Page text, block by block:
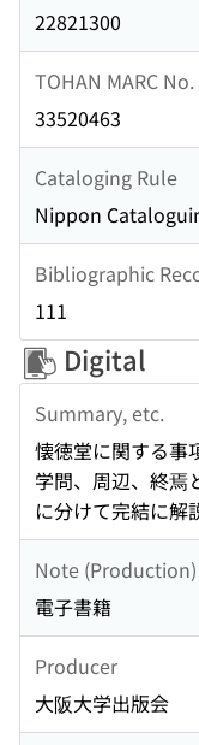
22821300
TOHAN MARC No.
33520463
Cataloging Rule
Nippon
Bibliographic
111
Digital
Summary, etc.
懐徳堂に関する事
学問、周辺、終焉
に分けて完結に解
Note (Production)
電子書籍
Producer
大阪大学出版会